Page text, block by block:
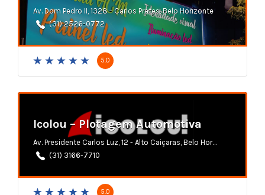
Av. Dom Pedro II, 1328 - Carlos Prates, Belo Horizonte
(31) 2526-0772
5.0
Icolou – Plotagem Automotiva
Av. Presidente Carlos Luz, 12 - Alto Caiçaras, Belo Horizonte
(31) 3166-7710
5.0